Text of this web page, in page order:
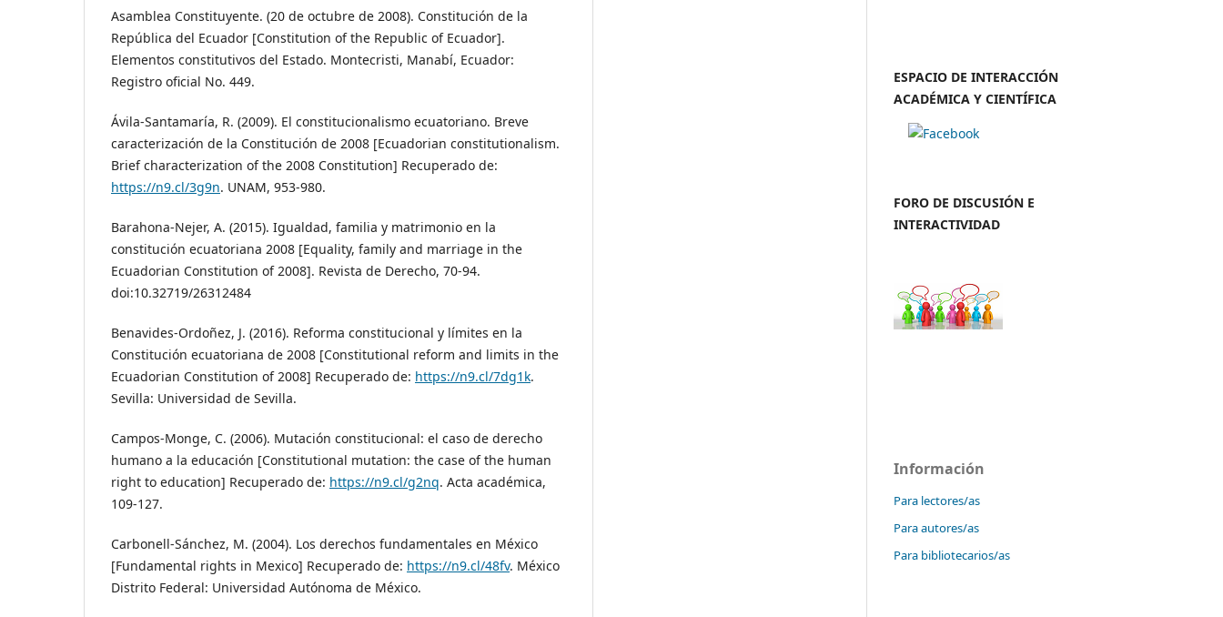
Asamblea Constituyente. (20 de octubre de 2008). Constitución de la
República del Ecuador [Constitution of the Republic of Ecuador].
Elementos constitutivos del Estado. Montecristi, Manabí, Ecuador:
Registro oficial No. 449.
Ávila-Santamaría, R. (2009). El constitucionalismo ecuatoriano. Breve
caracterización de la Constitución de 2008 [Ecuadorian constitutionalism.
Brief characterization of the 2008 Constitution] Recuperado de:
https://n9.cl/3g9n. UNAM, 953-980.
Barahona-Nejer, A. (2015). Igualdad, familia y matrimonio en la
constitución ecuatoriana 2008 [Equality, family and marriage in the
Ecuadorian Constitution of 2008]. Revista de Derecho, 70-94.
doi:10.32719/26312484
Benavides-Ordoñez, J. (2016). Reforma constitucional y límites en la
Constitución ecuatoriana de 2008 [Constitutional reform and limits in the
Ecuadorian Constitution of 2008] Recuperado de: https://n9.cl/7dg1k.
Sevilla: Universidad de Sevilla.
Campos-Monge, C. (2006). Mutación constitucional: el caso de derecho
humano a la educación [Constitutional mutation: the case of the human
right to education] Recuperado de: https://n9.cl/g2nq. Acta académica,
109-127.
Carbonell-Sánchez, M. (2004). Los derechos fundamentales en México
[Fundamental rights in Mexico] Recuperado de: https://n9.cl/48fv. México
Distrito Federal: Universidad Autónoma de México.
ESPACIO DE INTERACCIÓN
ACADÉMICA Y CIENTÍFICA
FORO DE DISCUSIÓN E
INTERACTIVIDAD
Información
Para lectores/as
Para autores/as
Para bibliotecarios/as